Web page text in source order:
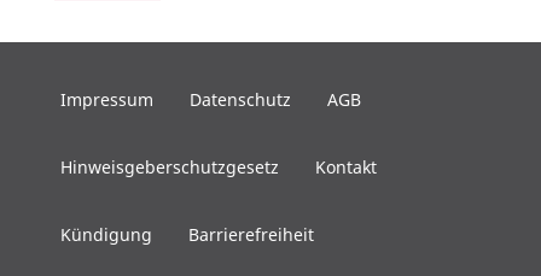
Impressum Datenschutz AGB
Hinweisgeberschutzgesetz Kontakt
Kündigung Barrierefreiheit